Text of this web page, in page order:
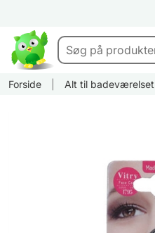
Forside Alt til badeværelset